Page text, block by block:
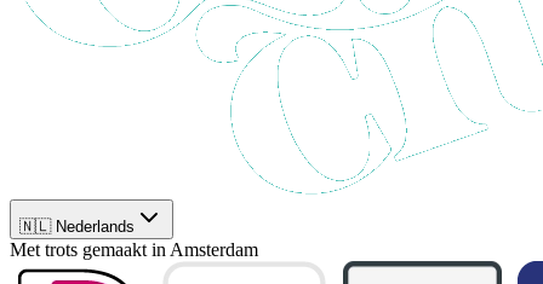
🇳🇱 Nederlands
Met trots gemaakt in Amsterdam